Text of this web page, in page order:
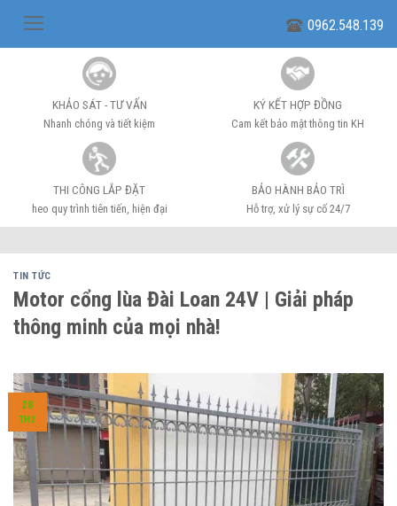
0962.548.139
KHẢO SÁT - TƯ VẤN
Nhanh chóng và tiết kiệm
KÝ KẾT HỢP ĐỒNG
Cam kết bảo mật thông tin KH
THI CÔNG LẮP ĐẶT
heo quy trình tiên tiến, hiện đại
BẢO HÀNH BẢO TRÌ
Hỗ trợ, xử lý sự cố 24/7
TIN TỨC
Motor cổng lùa Đài Loan 24V | Giải pháp
thông minh của mọi nhà!
28
TH2